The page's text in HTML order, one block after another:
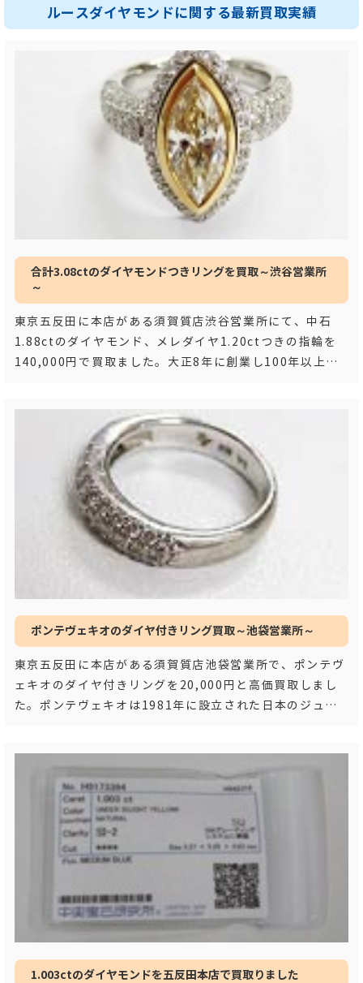
ルースダイヤモンドに関する最新買取実績
合計3.08ctのダイヤモンドつきリングを買取～渋谷営業所
～
東京五反田に本店がある須賀質店渋谷営業所にて、中石
1.88ctのダイヤモンド、メレダイヤ1.20ctつきの指輪を
140,000円で買取ました。大正8年に創業し100年以上の
ポンテヴェキオのダイヤ付きリング買取～池袋営業所～
東京五反田に本店がある須賀質店池袋営業所で、ポンテヴ
ェキオのダイヤ付きリングを20,000円と高価買取しまし
た。ポンテヴェキオは1981年に設立された日本のジュエ
1.003ctのダイヤモンドを五反田本店で買取りました